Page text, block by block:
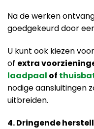
Na de werken
goedgekeurd door
U kunt ook kiezen voor
of extra
laadpaal of
nodige aansluitingen
uitbreiden.
4. Dringende